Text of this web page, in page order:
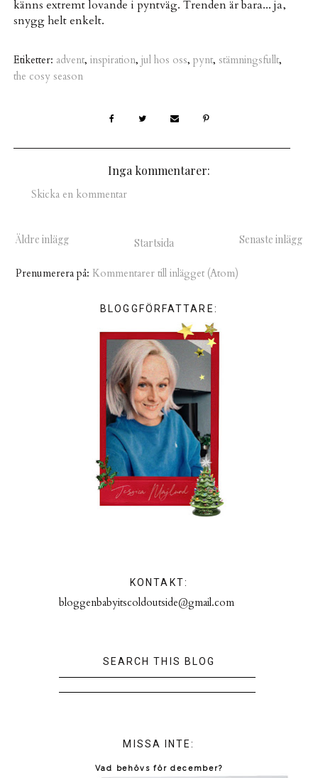
känns extremt lovande i pyntväg. Trenden är bara... ja,
snygg helt enkelt.
Etiketter: advent,inspiration,jul hos oss,pynt, stämningsfullt,
the cosy season
Inga kommentarer:
Skicka en kommentar
Senaste inlägg
Äldre inlägg Startsida
Prenumerera på: Kommentarer till inlägget (Atom)
BLOGGFÖRFATTARE:
KONTAKT:
bloggenbabyitscoldoutside@gmail.com
SEARCH THIS BLOG
MISSA INTE:
Vad behövs för december?